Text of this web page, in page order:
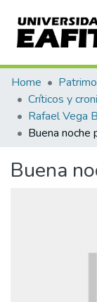
Communities &
All of DSpace
Statistics
Home
Rafael Vega
Buena